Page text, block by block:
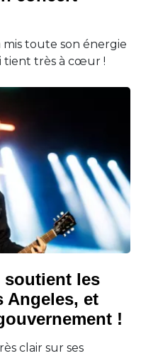
mis toute son énergie
tient très à cœur !
soutient les
Angeles, et
!
clair sur ses